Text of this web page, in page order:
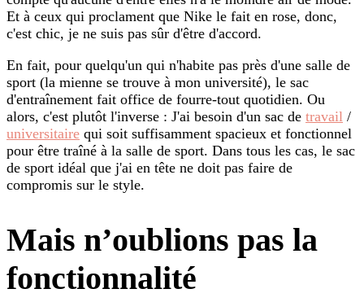
Et à ceux qui proclament que Nike le fait en rose, donc,
c'est chic, je ne suis pas sûr d'être d'accord.
En fait, pour quelqu'un qui n'habite pas près d'une salle de
sport (la mienne se trouve à mon université), le sac
d'entraînement fait office de fourre-tout quotidien. Ou
alors, c'est plutôt l'inverse : J'ai besoin d'un sac de travail /
universitaire qui soit suffisamment spacieux et fonctionnel
pour être traîné à la salle de sport. Dans tous les cas, le sac
de sport idéal que j'ai en tête ne doit pas faire de
compromis sur le style.
Mais n’oublions pas la
fonctionnalité